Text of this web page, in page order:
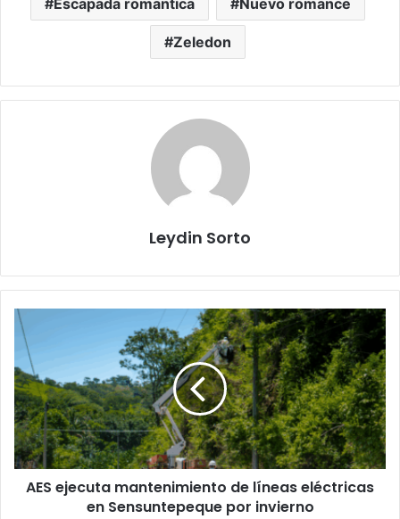
Escapada romantica Nuevo romance
Zeledon
Leydin Sorto
AES
ejecuta
mantenimiento
de
líneas
eléctricas
en
Sensuntepeque
por
invierno
AES ejecuta mantenimiento de líneas eléctricas
en Sensuntepeque por invierno